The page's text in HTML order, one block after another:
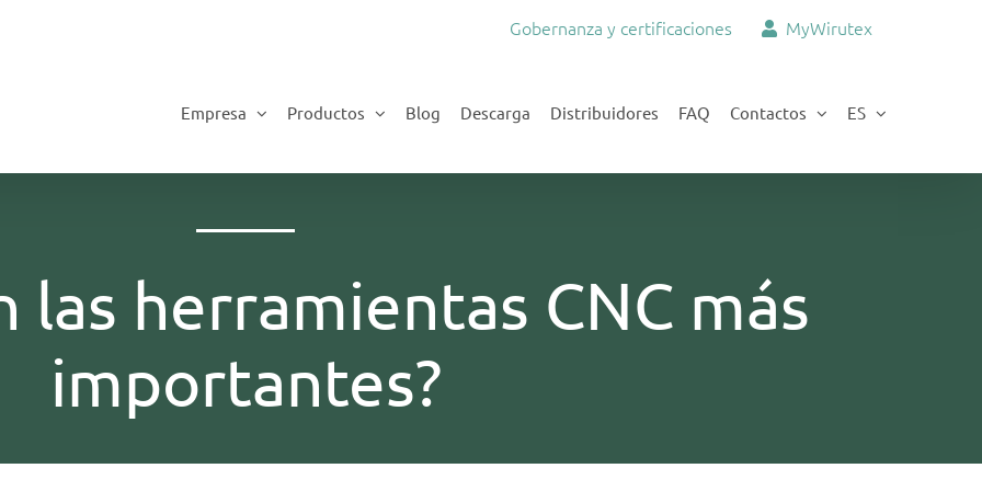
Gobernanza y certificaciones MyWirutex
Empresa Productos Blog Descarga Distribuidores FAQ Contactos ES
las herramientas CNC más
importantes?